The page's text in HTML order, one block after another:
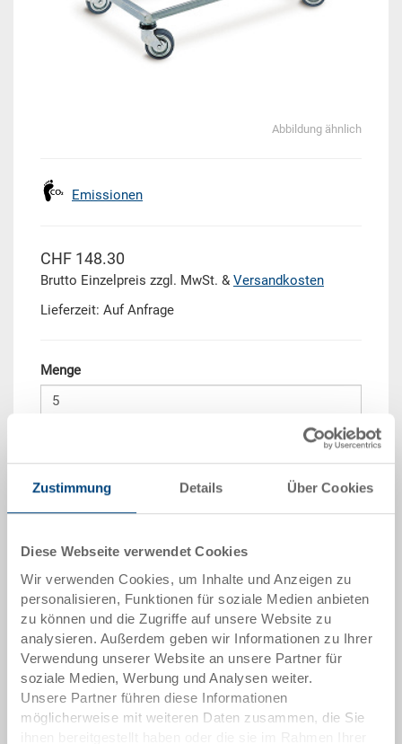
Zustimmung Details Über Cookies
Diese Webseite verwendet Cookies
Wir verwenden Cookies, um Inhalte und Anzeigen zu
personalisieren, Funktionen für soziale Medien anbieten
zu können und die Zugriffe auf unsere Website zu
analysieren. Außerdem geben wir Informationen zu Ihrer
Verwendung unserer Website an unsere Partner für
soziale Medien, Werbung und Analysen weiter.
Unsere Partner führen diese Informationen
möglicherweise mit weiteren Daten zusammen, die Sie
Abbildung ähnlich
Emissionen
CHF 148.30
Brutto Einzelpreis zzgl. MwSt. & Versandkosten
Lieferzeit: Auf Anfrage
Menge
ab 10 Stück CHF 133.45
ab 50 Stück CHF 121.60
ab 100 Stück CHF 111.25
ab 250 Stück CHF 96.40
Mengenstaffeln entsprechen Verpackungseinheiten.